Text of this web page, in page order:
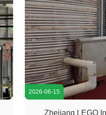
2026-06-15
Zhejiang LEGO